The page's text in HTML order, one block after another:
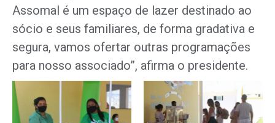
Assomal é um espaço de lazer destinado ao
sócio e seus familiares, de forma gradativa e
segura, vamos ofertar outras programações
para nosso associado”, afirma o presidente.